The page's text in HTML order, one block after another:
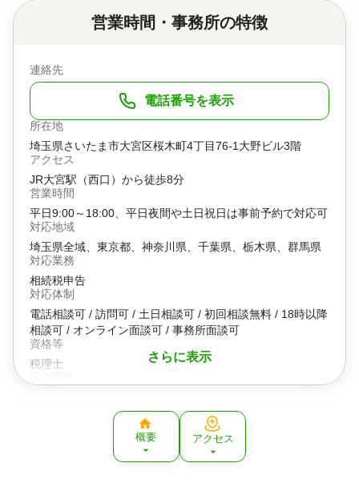
概要 アクセス
営業時間・事務所の特徴
さらに表示
連絡先
電話番号を表示
所在地
埼玉県さいたま市大宮区桜木町4丁目76-1大野ビル3階
アクセス
JR大宮駅（西口）から徒歩8分
営業時間
平日9:00～18:00、平日夜間や土日祝日は事前予約で対応可
対応地域
埼玉県全域、東京都、神奈川県、千葉県、栃木県、群馬県
対応業務
相続税申告
対応体制
電話相談可 / 訪問可 / 土日相談可 / 初回相談無料 / 18時以降
相談可 / オンライン面談可 / 事務所面談可
資格等
税理士
さいたま商工会議所、倫理法人会
贈与税申告、不動産譲渡税申告、確定申告、法人設立、法